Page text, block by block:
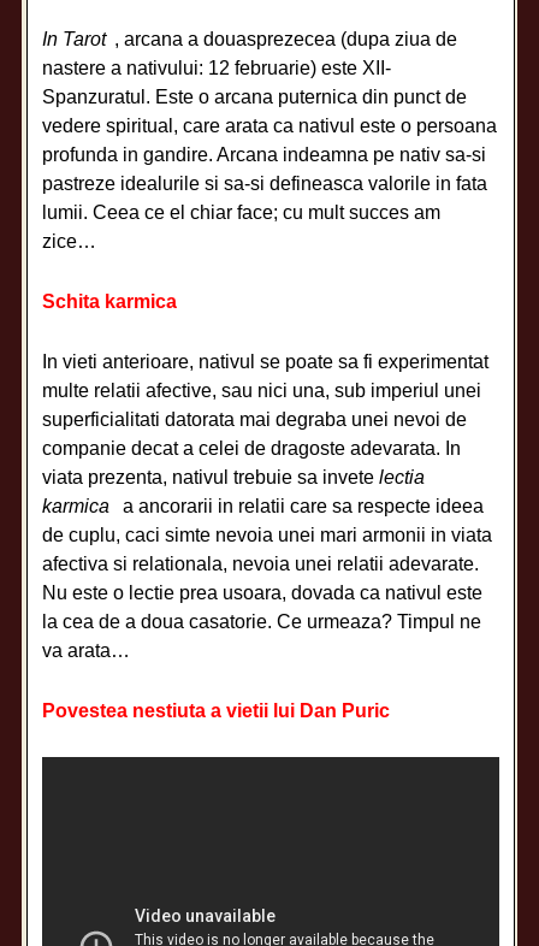
In Tarot , arcana a douasprezecea (dupa ziua de
nastere a nativului: 12 februarie) este XII-
Spanzuratul. Este o arcana puternica din punct de
vedere spiritual, care arata ca nativul este o persoana
profunda in gandire. Arcana indeamna pe nativ sa-si
pastreze idealurile si sa-si defineasca valorile in fata
lumii. Ceea ce el chiar face; cu mult succes am
zice…
Schita karmica
In vieti anterioare, nativul se poate sa fi experimentat
multe relatii afective, sau nici una, sub imperiul unei
superficialitati datorata mai degraba unei nevoi de
companie decat a celei de dragoste adevarata. In
viata prezenta, nativul trebuie sa invetelectia
karmica
a ancorarii in relatii care sa respecte ideea
de cuplu, caci simte nevoia unei mari armonii in viata
afectiva si relationala, nevoia unei relatii adevarate.
Nu este o lectie prea usoara, dovada ca nativul este
la cea de a doua casatorie. Ce urmeaza? Timpul ne
va arata…
Povestea nestiuta a vietii lui Dan Puric